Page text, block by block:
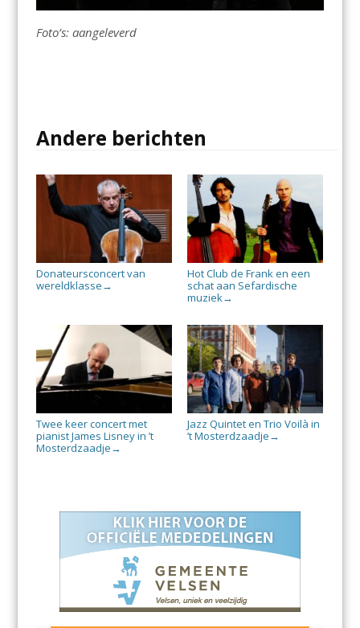
Foto’s: aangeleverd
Andere berichten
Donateursconcert van
wereldklasse →
Hot Club de Frank en een
schat aan Sefardische
muziek→
Twee keer concert met
pianist James Lisney in ’t
Mosterdzaadje →
Jazz Quintet en Trio Voilà in
’t Mosterdzaadje →